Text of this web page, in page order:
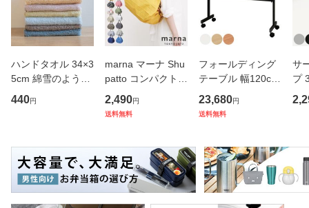
ハンドタオル 34×3
5cm 綿雪のような
タオル ベルベット
カラー （ タオル
ンカチ 洗面タオル
綿 コッ
440円
marna マーナ Shu
patto コンパクトバ
ッグ M／2020 S46
7 （ シュパット エ
物バッグ 洗濯可能
北欧 コ
2,490円
送料無料
フォールディング
テーブル 幅120cm
奥行き45cm キャ
スター付き 折りた
ッキング 会議机 ミ
ーティング
23,680円
送料無料
サ
プ
フ
ス
マ
保